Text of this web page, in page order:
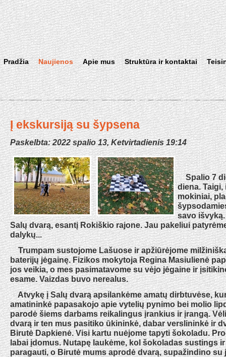
Pradžia Naujienos Apie mus Struktūra ir kontaktai
Į ekskursiją su šypsena
Paskelbta: 2022 spalio 13, Ketvirtadienis 19:14
Spalio 7
diena. Taigi,
mokiniai,
savo
Salų dvarą, esantį Rokiškio rajone. Jau pakeliui
dalykų...
Trumpam sustojome Lašuose ir apžiūrėjome
baterijų jėgainę. Fizikos mokytoja Regina Masiulienė
jos veikia, o mes pasimatavome su vėjo jėgaine ir
esame. Vaizdas buvo nerealus.
Atvykę į Salų dvarą apsilankėme amatų dirbtuvėse,
amatininkė papasakojo apie vytelių pynimo bei molio
parodė šiems darbams reikalingus įrankius ir įrangą.
dvarą ir ten mus pasitiko ūkininkė, dabar verslininkė ir
Birutė Dapkienė. Visi kartu nuėjome tapyti šokoladu.
labai įdomus. Nutapę laukėme, kol šokoladas sustings
paragauti, o Birutė mums aprodė dvarą, supažindino su